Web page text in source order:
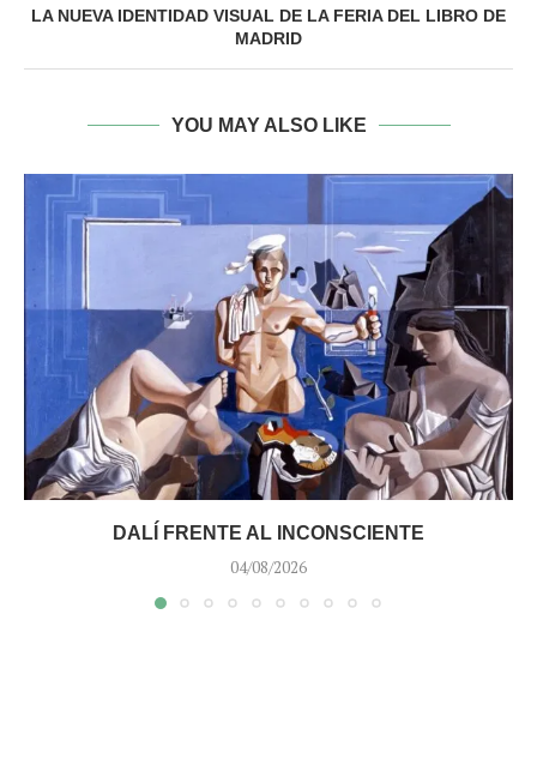
LA NUEVA IDENTIDAD VISUAL DE LA FERIA DEL LIBRO DE
MADRID
YOU MAY ALSO LIKE
DALÍ FRENTE AL INCONSCIENTE
04/08/2026